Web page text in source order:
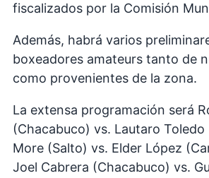
fiscalizados por la Comisión
Además, habrá varios
boxeadores amateurs tanto de
como provenientes de la zona.
La extensa programación será
(Chacabuco) vs. Lautaro Toledo
More (Salto) vs. Elder López
Joel Cabrera (Chacabuco) vs.